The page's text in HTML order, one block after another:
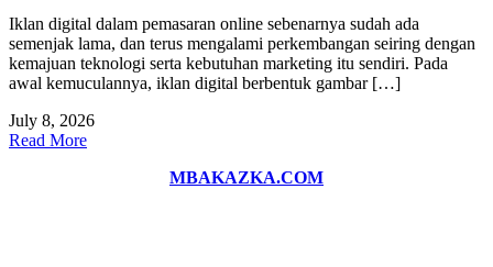
Iklan digital dalam pemasaran online sebenarnya sudah ada
semenjak lama, dan terus mengalami perkembangan seiring dengan
kemajuan teknologi serta kebutuhan marketing itu sendiri. Pada
awal kemuculannya, iklan digital berbentuk gambar […]
July 8, 2026
Read More
MBAKAZKA.COM